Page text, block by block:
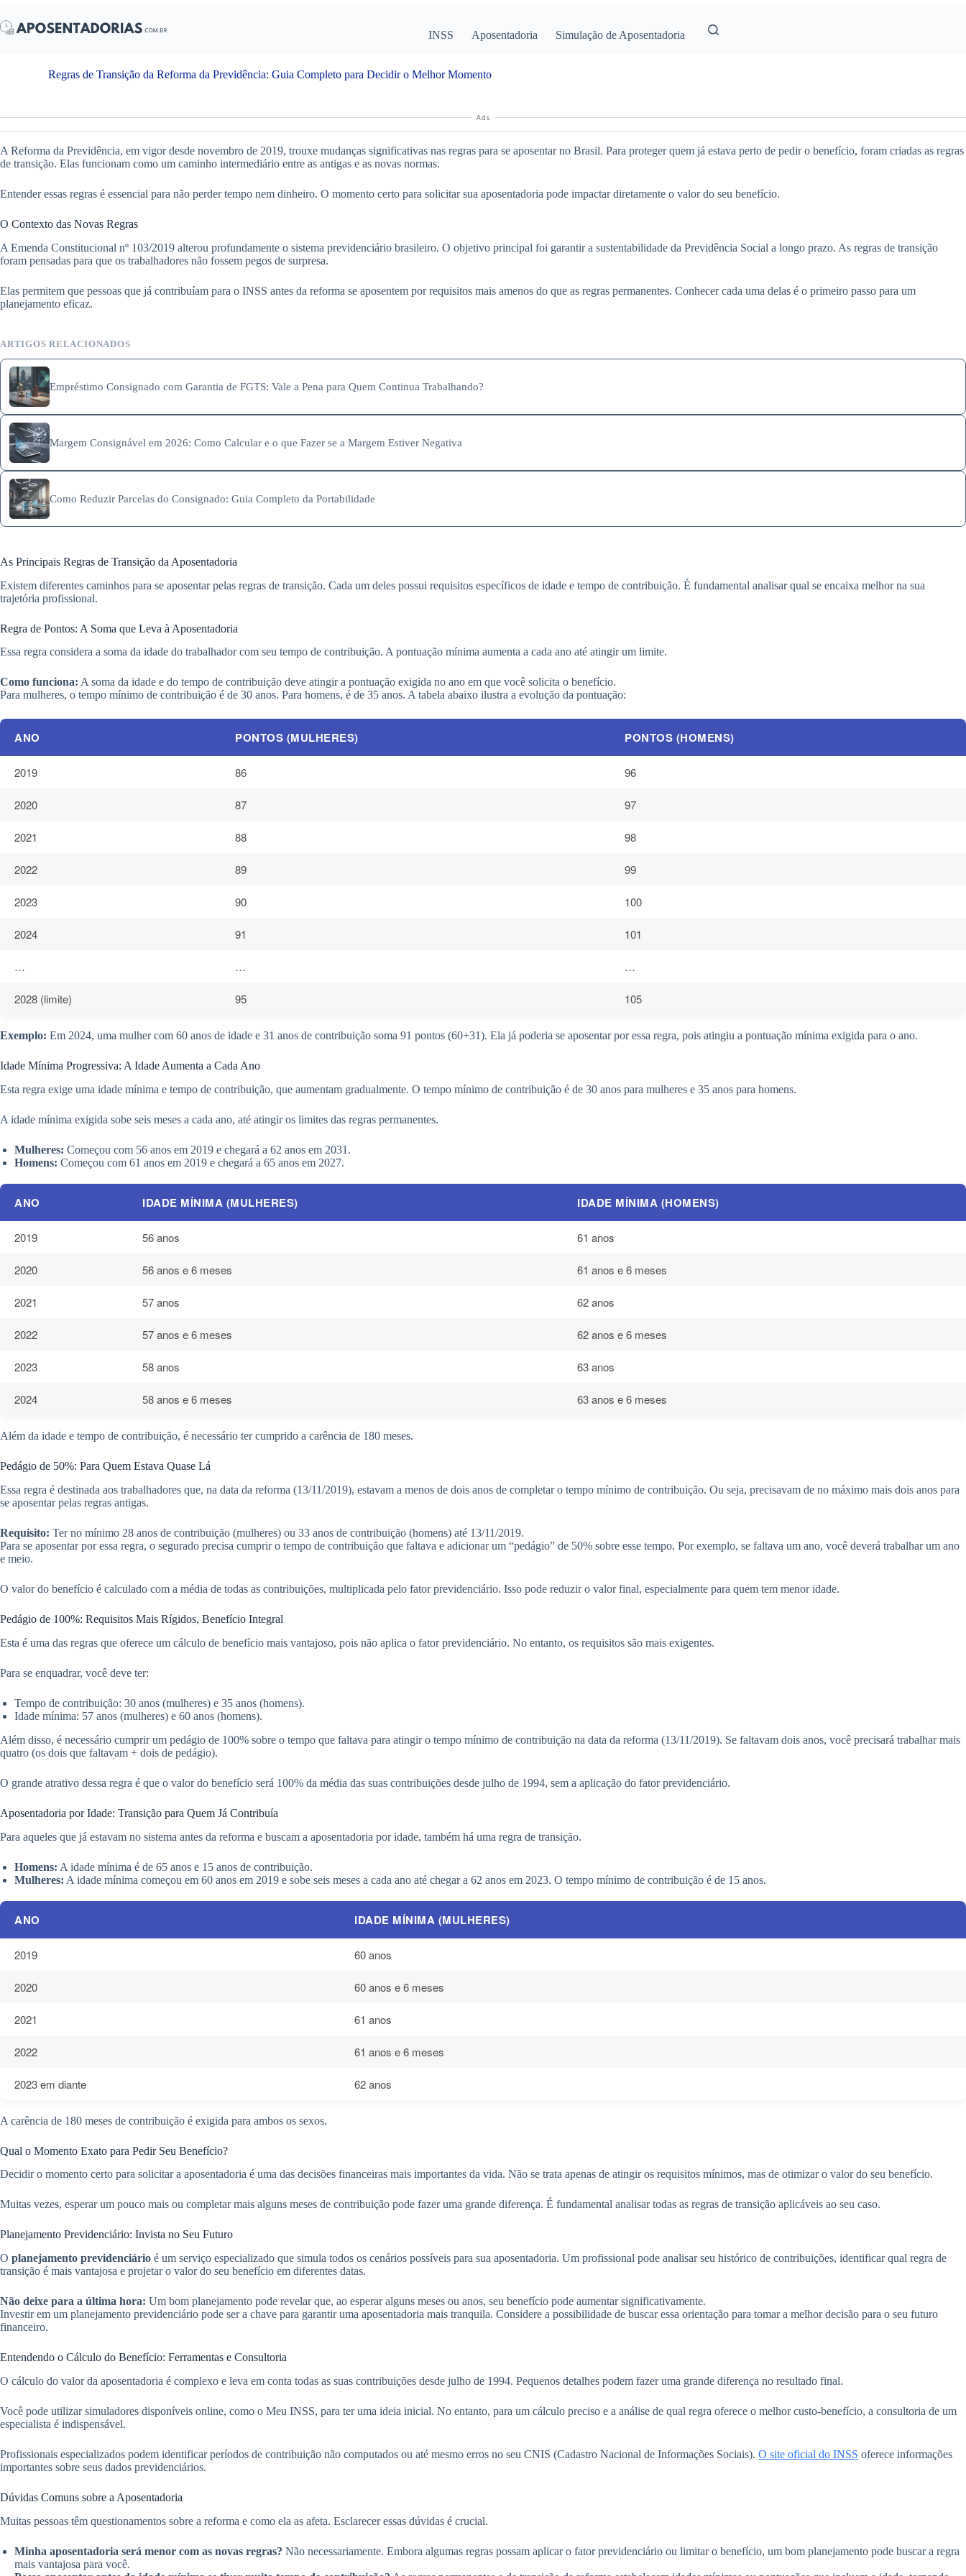
para
INSS Aposentadoria Simulação de Aposentadoria
Regras de Transição da Reforma da Previdência: Guia Completo para Decidir o Melhor Momento
Ads
A Reforma da Previdência, em vigor desde novembro de 2019, trouxe mudanças significativas nas regras para se aposentar no Brasil. Para proteger quem já estava perto de pedir o benefício, foram criadas as regras
de transição. Elas funcionam como um caminho intermediário entre as antigas e as novas normas.
Entender essas regras é essencial para não perder tempo nem dinheiro. O momento certo para solicitar sua aposentadoria pode impactar diretamente o valor do seu benefício.
O Contexto das Novas Regras
A Emenda Constitucional nº 103/2019 alterou profundamente o sistema previdenciário brasileiro. O objetivo principal foi garantir a sustentabilidade da Previdência Social a longo prazo. As regras de transição
foram pensadas para que os trabalhadores não fossem pegos de surpresa.
Elas permitem que pessoas que já contribuíam para o INSS antes da reforma se aposentem por requisitos mais amenos do que as regras permanentes. Conhecer cada uma delas é o primeiro passo para um
planejamento eficaz.
ARTIGOS RELACIONADOS
Empréstimo Consignado com Garantia de FGTS: Vale a Pena para Quem Continua Trabalhando?
Margem Consignável em 2026: Como Calcular e o que Fazer se a Margem Estiver Negativa
Como Reduzir Parcelas do Consignado: Guia Completo da Portabilidade
As Principais Regras de Transição da Aposentadoria
Existem diferentes caminhos para se aposentar pelas regras de transição. Cada um deles possui requisitos específicos de idade e tempo de contribuição. É fundamental analisar qual se encaixa melhor na sua
trajetória profissional.
Regra de Pontos: A Soma que Leva à Aposentadoria
Essa regra considera a soma da idade do trabalhador com seu tempo de contribuição. A pontuação mínima aumenta a cada ano até atingir um limite.
Como funciona: A soma da idade e do tempo de contribuição deve atingir a pontuação exigida no ano em que você solicita o benefício.
Para mulheres, o tempo mínimo de contribuição é de 30 anos. Para homens, é de 35 anos. A tabela abaixo ilustra a evolução da pontuação:
ANO PONTOS (MULHERES) PONTOS (HOMENS)
2019 86 96
2020 87 97
2021 88 98
2022 89 99
2023 90 100
2024 91 101
… … …
2028 (limite) 95 105
Exemplo: Em 2024, uma mulher com 60 anos de idade e 31 anos de contribuição soma 91 pontos (60+31). Ela já poderia se aposentar por essa regra, pois atingiu a pontuação mínima exigida para o ano.
Idade Mínima Progressiva: A Idade Aumenta a Cada Ano
Esta regra exige uma idade mínima e tempo de contribuição, que aumentam gradualmente. O tempo mínimo de contribuição é de 30 anos para mulheres e 35 anos para homens.
A idade mínima exigida sobe seis meses a cada ano, até atingir os limites das regras permanentes.
Mulheres: Começou com 56 anos em 2019 e chegará a 62 anos em 2031.
Homens: Começou com 61 anos em 2019 e chegará a 65 anos em 2027.
ANO IDADE MÍNIMA (MULHERES) IDADE MÍNIMA (HOMENS)
2019 56 anos 61 anos
2020 56 anos e 6 meses 61 anos e 6 meses
2021 57 anos 62 anos
2022 57 anos e 6 meses 62 anos e 6 meses
2023 58 anos 63 anos
2024 58 anos e 6 meses 63 anos e 6 meses
Além da idade e tempo de contribuição, é necessário ter cumprido a carência de 180 meses.
Pedágio de 50%: Para Quem Estava Quase Lá
Essa regra é destinada aos trabalhadores que, na data da reforma (13/11/2019), estavam a menos de dois anos de completar o tempo mínimo de contribuição. Ou seja, precisavam de no máximo mais dois anos para
se aposentar pelas regras antigas.
Requisito: Ter no mínimo 28 anos de contribuição (mulheres) ou 33 anos de contribuição (homens) até 13/11/2019.
Para se aposentar por essa regra, o segurado precisa cumprir o tempo de contribuição que faltava e adicionar um “pedágio” de 50% sobre esse tempo. Por exemplo, se faltava um ano, você deverá trabalhar um ano
e meio.
O valor do benefício é calculado com a média de todas as contribuições, multiplicada pelo fator previdenciário. Isso pode reduzir o valor final, especialmente para quem tem menor idade.
Pedágio de 100%: Requisitos Mais Rígidos, Benefício Integral
Esta é uma das regras que oferece um cálculo de benefício mais vantajoso, pois não aplica o fator previdenciário. No entanto, os requisitos são mais exigentes.
Para se enquadrar, você deve ter:
Tempo de contribuição: 30 anos (mulheres) e 35 anos (homens).
Idade mínima: 57 anos (mulheres) e 60 anos (homens).
Além disso, é necessário cumprir um pedágio de 100% sobre o tempo que faltava para atingir o tempo mínimo de contribuição na data da reforma (13/11/2019). Se faltavam dois anos, você precisará trabalhar mais
quatro (os dois que faltavam + dois de pedágio).
O grande atrativo dessa regra é que o valor do benefício será 100% da média das suas contribuições desde julho de 1994, sem a aplicação do fator previdenciário.
Aposentadoria por Idade: Transição para Quem Já Contribuía
Para aqueles que já estavam no sistema antes da reforma e buscam a aposentadoria por idade, também há uma regra de transição.
Homens: A idade mínima é de 65 anos e 15 anos de contribuição.
Mulheres: A idade mínima começou em 60 anos em 2019 e sobe seis meses a cada ano até chegar a 62 anos em 2023. O tempo mínimo de contribuição é de 15 anos.
ANO IDADE MÍNIMA (MULHERES)
2019 60 anos
2020 60 anos e 6 meses
2021 61 anos
2022 61 anos e 6 meses
2023 em diante 62 anos
A carência de 180 meses de contribuição é exigida para ambos os sexos.
Qual o Momento Exato para Pedir Seu Benefício?
Decidir o momento certo para solicitar a aposentadoria é uma das decisões financeiras mais importantes da vida. Não se trata apenas de atingir os requisitos mínimos, mas de otimizar o valor do seu benefício.
Muitas vezes, esperar um pouco mais ou completar mais alguns meses de contribuição pode fazer uma grande diferença. É fundamental analisar todas as regras de transição aplicáveis ao seu caso.
Planejamento Previdenciário: Invista no Seu Futuro
O planejamento previdenciário é um serviço especializado que simula todos os cenários possíveis para sua aposentadoria. Um profissional pode analisar seu histórico de contribuições, identificar qual regra de
transição é mais vantajosa e projetar o valor do seu benefício em diferentes datas.
Não deixe para a última hora: Um bom planejamento pode revelar que, ao esperar alguns meses ou anos, seu benefício pode aumentar significativamente.
Investir em um planejamento previdenciário pode ser a chave para garantir uma aposentadoria mais tranquila. Considere a possibilidade de buscar essa orientação para tomar a melhor decisão para o seu futuro
financeiro.
Entendendo o Cálculo do Benefício: Ferramentas e Consultoria
O cálculo do valor da aposentadoria é complexo e leva em conta todas as suas contribuições desde julho de 1994. Pequenos detalhes podem fazer uma grande diferença no resultado final.
Você pode utilizar simuladores disponíveis online, como o Meu INSS, para ter uma ideia inicial. No entanto, para um cálculo preciso e a análise de qual regra oferece o melhor custo-benefício, a consultoria de um
especialista é indispensável.
Profissionais especializados podem identificar períodos de contribuição não computados ou até mesmo erros no seu CNIS (Cadastro Nacional de Informações Sociais). O site oficial do INSS oferece informações
importantes sobre seus dados previdenciários.
Dúvidas Comuns sobre a Aposentadoria
Muitas pessoas têm questionamentos sobre a reforma e como ela as afeta. Esclarecer essas dúvidas é crucial.
Minha aposentadoria será menor com as novas regras? Não necessariamente. Embora algumas regras possam aplicar o fator previdenciário ou limitar o benefício, um bom planejamento pode buscar a regra
mais vantajosa para você.